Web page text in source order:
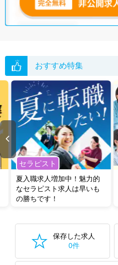
おすすめ特集
セラピスト
夏入職求人増加中！魅力的
なセラピスト求人は早いも
の勝ちです！
保存した求人
0件